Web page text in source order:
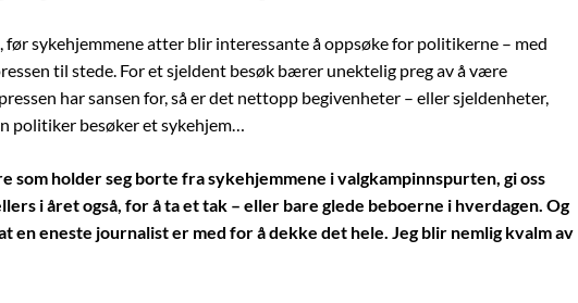
sykehjemmene atter blir interessante å oppsøke for politikerne – med
til stede. For et sjeldent besøk bærer unektelig preg av å være
har sansen for, så er det nettopp begivenheter – eller sjeldenheter,
politiker besøker et sykehjem…
som holder seg borte fra sykehjemmene i valgkampinnspurten, gi oss
i året også, for å ta et tak – eller bare glede beboerne i hverdagen. Og
en eneste journalist er med for å dekke det hele. Jeg blir nemlig kvalm av